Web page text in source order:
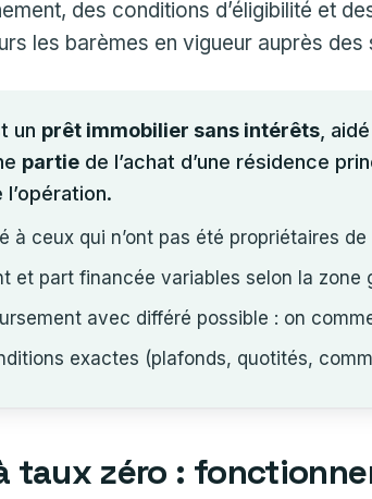
des conditions d’éligibilité et
les barèmes en vigueur auprès
un prêt immobilier sans intérêts ,
partie de l’achat d’une résidence
à ceux qui n’ont pas été propriétaires
et part financée variables selon la zone
avec différé possible : on
exactes (plafonds, quotités,
taux zéro :